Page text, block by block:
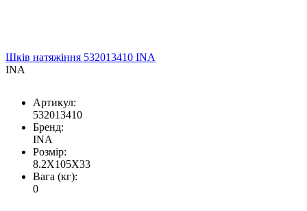
Шків натяжіння 532013410 INA
INA
Артикул:
532013410
Бренд:
INA
Розмір:
8.2X105X33
Вага (кг):
0